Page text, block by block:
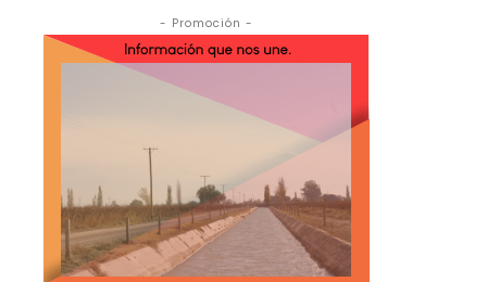
- Promoción -